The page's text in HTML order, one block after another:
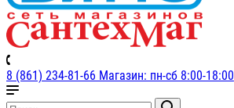
8 (861) 234-81-66 Магазин: пн-сб 8:00-18:00